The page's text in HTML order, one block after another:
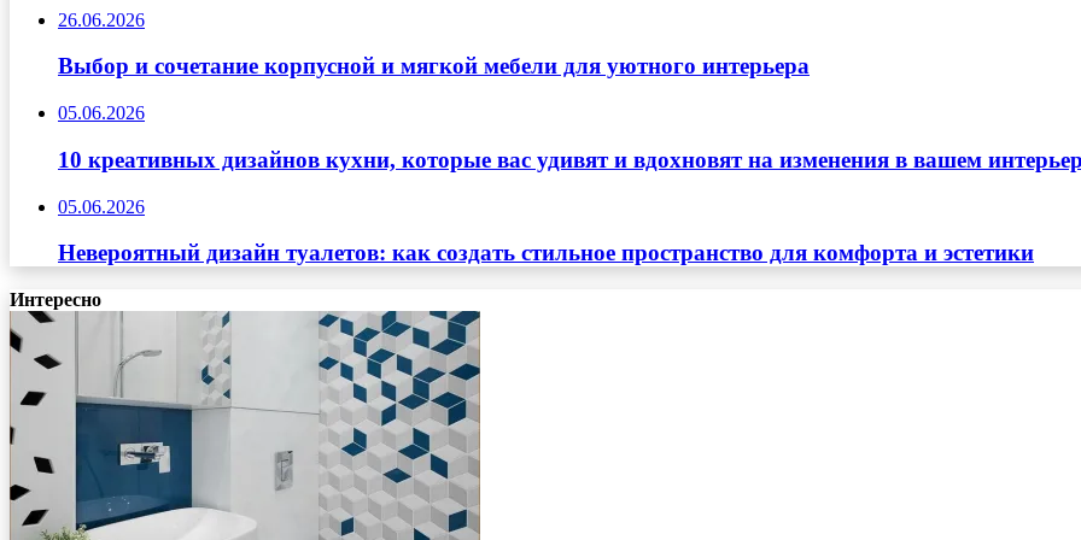
26.06.2026
Выбор и сочетание корпусной и мягкой мебели для уютного интерьера
05.06.2026
10 креативных дизайнов кухни, которые вас удивят и вдохновят на изменения в вашем
05.06.2026
Невероятный дизайн туалетов: как создать стильное пространство для комфорта и эстетики
Интересно